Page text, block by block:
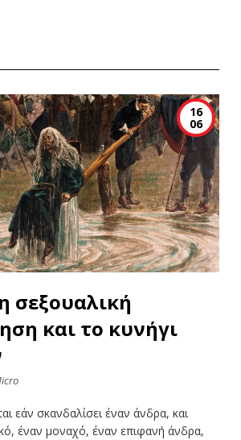
16
06
σεξουαλική
και το κυνήγι
εάν σκανδαλίσει έναν άνδρα, και
έναν μοναχό, έναν επιφανή άνδρα,